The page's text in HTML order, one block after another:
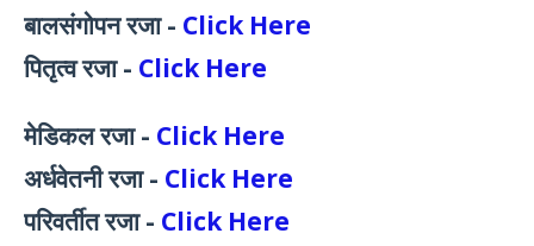
बालसंगोपन रजा - Click Here
पितृत्व रजा - Click Here
मेडिकल रजा - Click Here
अर्धवेतनी रजा - Click Here
परिवर्तीत रजा - Click Here